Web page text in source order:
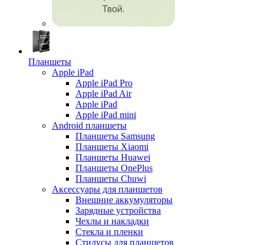
Планшеты
Apple iPad
Apple iPad Pro
Apple iPad Air
Apple iPad
Apple iPad mini
Android планшеты
Планшеты Samsung
Планшеты Xiaomi
Планшеты Huawei
Планшеты OnePlus
Планшеты Chuwi
Аксессуары для планшетов
Внешние аккумуляторы
Зарядные устройства
Чехлы и накладки
Стекла и пленки
Стилусы для планшетов